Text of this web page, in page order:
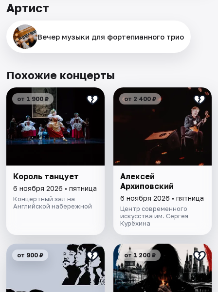
Артист
Вечер музыки для фортепианного трио
Похожие концерты
от 1 900 ₽
Король танцует
6 ноября 2026 • пятница
Концертный зал на
Английской набережной
от 2 400 ₽
Алексей
Архиповский
6 ноября 2026 • пятница
Центр современного
искусства им. Сергея
Курёхина
от 900 ₽ от 1 200 ₽